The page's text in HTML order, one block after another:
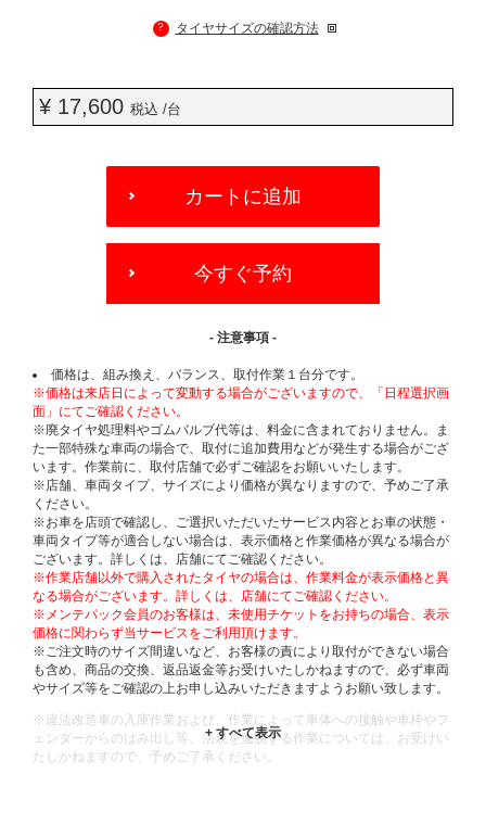
? タイヤサイズの確認方法
¥ 17,600 税込 /台
OPTIONS
カートに追加
今すぐ予約
- 注意事項 -
価格は、組み換え、バランス、取付作業１台分です。
※価格は来店日によって変動する場合がございますので、「日程選択画
面」にてご確認ください。
※廃タイヤ処理料やゴムバルブ代等は、料金に含まれておりません。ま
た一部特殊な車両の場合で、取付に追加費用などが発生する場合がござ
います。作業前に、取付店舗で必ずご確認をお願いいたします。
※店舗、車両タイプ、サイズにより価格が異なりますので、予めご了承
ください。
※お車を店頭で確認し、ご選択いただいたサービス内容とお車の状態・
車両タイプ等が適合しない場合は、表示価格と作業価格が異なる場合が
ございます。詳しくは、店舗にてご確認ください。
※作業店舗以外で購入されたタイヤの場合は、作業料金が表示価格と異
なる場合がございます。詳しくは、店舗にてご確認ください。
※メンテパック会員のお客様は、未使用チケットをお持ちの場合、表示
価格に関わらず当サービスをご利用頂けます。
※ご注文時のサイズ間違いなど、お客様の責により取付ができない場合
も含め、商品の交換、返品返金等お受けいたしかねますので、必ず車両
やサイズ等をご確認の上お申し込みいただきますようお願い致します。
※違法改造車の入庫作業および、作業によって車体への接触や車枠やフ
ェンダーからのはみ出し等、法規を逸脱する作業については、お受けい
たしかねますので、予めご了承ください。